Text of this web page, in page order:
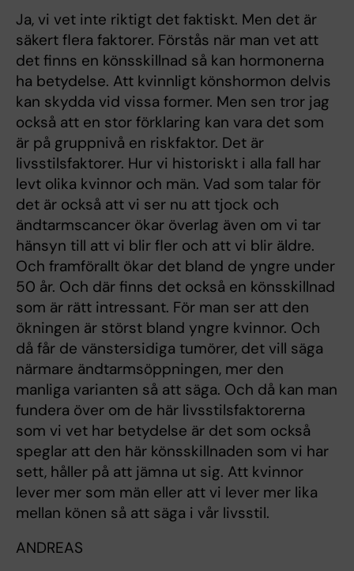
Ja, vi vet inte riktigt det faktiskt. Men det är
säkert flera faktorer. Förstås när man vet att
det finns en könsskillnad så kan hormonerna
ha betydelse. Att kvinnligt könshormon delvis
kan skydda vid vissa former. Men sen tror jag
också att en stor förklaring kan vara det som
är på gruppnivå en riskfaktor. Det är
livsstilsfaktorer. Hur vi historiskt i alla fall har
levt olika kvinnor och män. Vad som talar för
det är också att vi ser nu att tjock och
ändtarmscancer ökar överlag även om vi tar
hänsyn till att vi blir fler och att vi blir äldre.
Och framförallt ökar det bland de yngre under
50 år. Och där finns det också en könsskillnad
som är rätt intressant. För man ser att den
ökningen är störst bland yngre kvinnor. Och
då får de vänstersidiga tumörer, det vill säga
närmare ändtarmsöppningen, mer den
manliga varianten så att säga. Och då kan man
fundera över om de här livsstilsfaktorerna
som vi vet har betydelse är det som också
speglar att den här könsskillnaden som vi har
sett, håller på att jämna ut sig. Att kvinnor
lever mer som män eller att vi lever mer lika
mellan könen så att säga i vår livsstil.
ANDREAS